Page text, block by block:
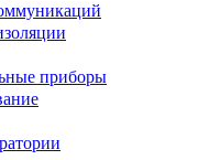
приборы